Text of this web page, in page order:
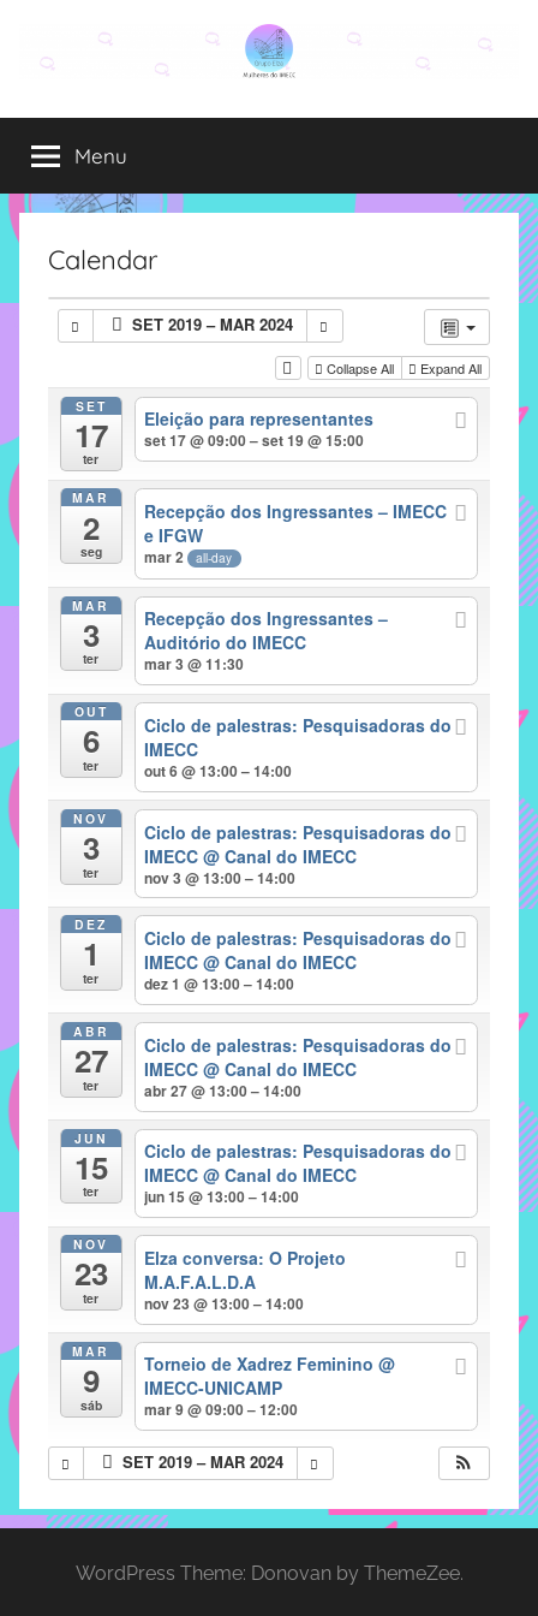
conteúdo
Grupo
Elza
Elza
é
formado
alunas,
funcionárias
IMECC
tem
como
atribuição
implementar
mecanismos
proporcionem
fortalecimento
sociais
profissionais
alunos,
professores
pacificadoras
problemas
verificados
instituto,
para
prevenção
Menu
Calendar
SET 2019 – MAR 2024
Collapse All Expand All
SET
17
ter
Eleição para representantes
set 17 @ 09:00 – set 19 @ 15:00
MAR
2
seg
Recepção dos Ingressantes – IMECC
e IFGW
mar 2 all-day
MAR
3
ter
Recepção dos Ingressantes –
Auditório do IMECC
mar 3 @ 11:30
OUT
6
ter
Ciclo de palestras: Pesquisadoras do
IMECC
out 6 @ 13:00 – 14:00
NOV
3
ter
Ciclo de palestras: Pesquisadoras do
IMECC@ Canal do IMECC
nov 3 @ 13:00 – 14:00
DEZ
1
ter
Ciclo de palestras: Pesquisadoras do
IMECC@ Canal do IMECC
dez 1 @ 13:00 – 14:00
ABR
27
ter
Ciclo de palestras: Pesquisadoras do
IMECC@ Canal do IMECC
abr 27 @ 13:00 – 14:00
JUN
15
ter
Ciclo de palestras: Pesquisadoras do
IMECC@ Canal do IMECC
jun 15 @ 13:00 – 14:00
NOV
23
ter
Elza conversa: O Projeto
M.A.F.A.L.D.A
nov 23 @ 13:00 – 14:00
MAR
9
sáb
Torneio de Xadrez Feminino@
IMECC-UNICAMP
mar 9 @ 09:00 – 12:00
SET 2019 – MAR 2024
WordPress Theme: Donovan by ThemeZee.